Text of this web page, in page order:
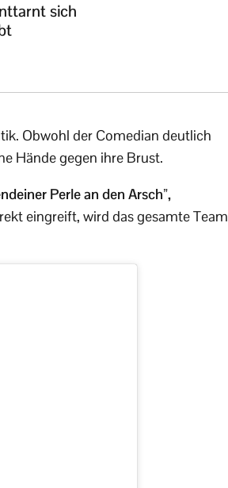
sich
Obwohl der Comedian deutlich
Hände gegen ihre Brust.
Perle an den Arsch”,
eingreift, wird das gesamte Team